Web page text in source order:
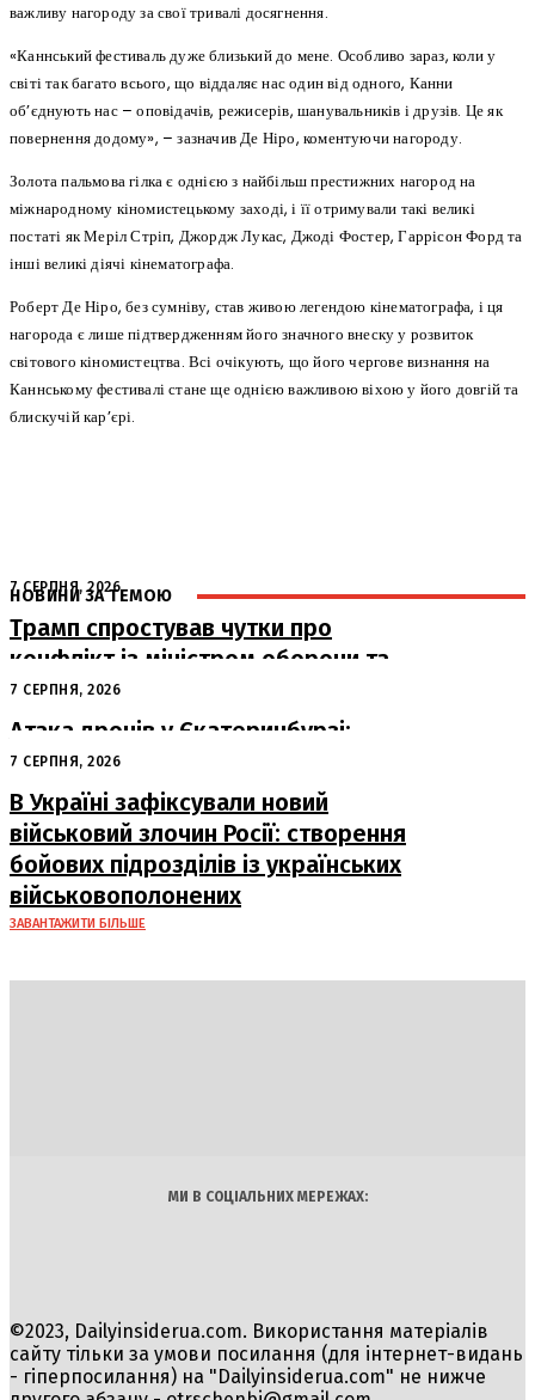
важливу нагороду за свої тривалі досягнення.
«Каннський фестиваль дуже близький до мене. Особливо зараз, коли у
світі так багато всього, що віддаляє нас один від одного, Канни
об’єднують нас – оповідачів, режисерів, шанувальників і друзів. Це як
повернення додому», – зазначив Де Ніро, коментуючи нагороду.
Золота пальмова гілка є однією з найбільш престижних нагород на
міжнародному кіномистецькому заході, і її отримували такі великі
постаті як Меріл Стріп, Джордж Лукас, Джоді Фостер, Гаррісон Форд та
інші великі діячі кінематографа.
Роберт Де Ніро, без сумніву, став живою легендою кінематографа, і ця
нагорода є лише підтвердженням його значного внеску у розвиток
світового кіномистецтва. Всі очікують, що його чергове визнання на
Каннському фестивалі стане ще однією важливою віхою у його довгій та
блискучій кар’єрі.
НОВИНИ ЗА ТЕМОЮ
7 СЕРПНЯ, 2026
Трамп спростував чутки про
конфлікт із міністром оборони та
похвалив його роботу
7 СЕРПНЯ, 2026
Атака дронів у Єкатеринбурзі:
загорівся склад Wildberries
7 СЕРПНЯ, 2026
В Україні зафіксували новий
військовий злочин Росії: створення
бойових підрозділів із українських
військовополонених
ЗАВАНТАЖИТИ БІЛЬШЕ
МИ В СОЦІАЛЬНИХ МЕРЕЖАХ:
©2023, Dailyinsiderua.com. Використання матеріалів
сайту тільки за умови посилання (для інтернет-видань
- гіперпосилання) на "Dailyinsiderua.com" не нижче